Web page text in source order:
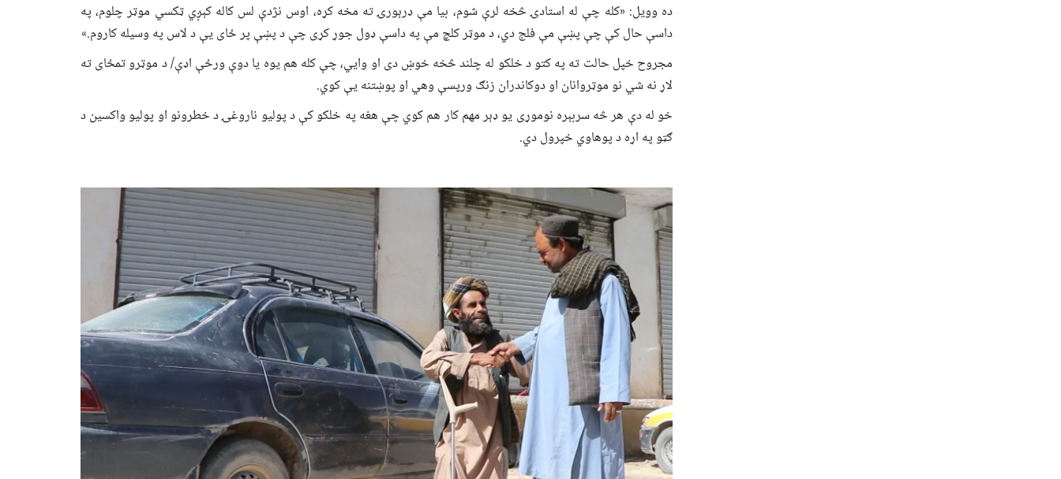
ده وویل: «کله چې له استادۍ څخه لرې شوم، بیا مې ډرېورۍ ته مخه کړه، اوس نژدې لس کاله کېږي ټکسي موټر چلوم، په
داسې حال کې چې پښې مې فلج دي، د موټر کلچ مې په داسې ډول جوړ کړی چې د پښې پر ځای یې د لاس په وسیله کاروم.»
مجروح خپل حالت ته په کتو د خلکو له چلند څخه خوښ دی او وايي، چې کله هم یوه یا دوې ورځې اډې/ د موټرو تمځای ته
لاړ نه شي نو موټروانان او دوکاندران زنګ ورپسې وهي او پوښتنه یې کوي.
خو له دې هر څه سربېره نوموړی یو ډېر مهم کار هم کوي چې هغه په خلکو کې د پولیو ناروغۍ د خطرونو او پولیو واکسین د
ګټو په اړه د پوهاوي خپرول دي.